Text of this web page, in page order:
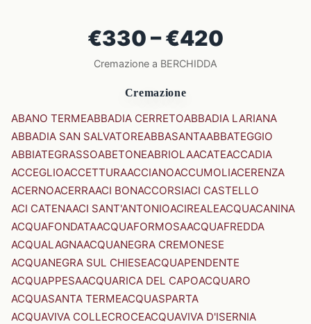
€330 – €420
Cremazione a BERCHIDDA
Cremazione
ABANO TERMEABBADIA CERRETOABBADIA LARIANA
ABBADIA SAN SALVATOREABBASANTAABBATEGGIO
ABBIATEGRASSOABETONEABRIOLAACATEACCADIA
ACCEGLIOACCETTURAACCIANOACCUMOLIACERENZA
ACERNOACERRAACI BONACCORSIACI CASTELLO
ACI CATENAACI SANT'ANTONIOACIREALEACQUACANINA
ACQUAFONDATAACQUAFORMOSAACQUAFREDDA
ACQUALAGNAACQUANEGRA CREMONESE
ACQUANEGRA SUL CHIESEACQUAPENDENTE
ACQUAPPESAACQUARICA DEL CAPOACQUARO
ACQUASANTA TERMEACQUASPARTA
ACQUAVIVA COLLECROCEACQUAVIVA D'ISERNIA